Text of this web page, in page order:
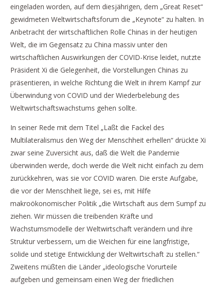
eingeladen worden, auf dem diesjährigen, dem „Great Reset“
gewidmeten Weltwirtschaftsforum die „Keynote“ zu halten. In
Anbetracht der wirtschaftlichen Rolle Chinas in der heutigen
Welt, die im Gegensatz zu China massiv unter den
wirtschaftlichen Auswirkungen der COVID-Krise leidet, nutzte
Präsident Xi die Gelegenheit, die Vorstellungen Chinas zu
präsentieren, in welche Richtung die Welt in ihrem Kampf zur
Überwindung von COVID und der Wiederbelebung des
Weltwirtschaftswachstums gehen sollte.
In seiner Rede mit dem Titel „Laßt die Fackel des
Multilateralismus den Weg der Menschheit erhellen“ drückte Xi
zwar seine Zuversicht aus, daß die Welt die Pandemie
überwinden werde, doch werde die Welt nicht einfach zu dem
zurückkehren, was sie vor COVID waren. Die erste Aufgabe,
die vor der Menschheit liege, sei es, mit Hilfe
makroökonomischer Politik „die Wirtschaft aus dem Sumpf zu
ziehen. Wir müssen die treibenden Kräfte und
Wachstumsmodelle der Weltwirtschaft verändern und ihre
Struktur verbessern, um die Weichen für eine langfristige,
solide und stetige Entwicklung der Weltwirtschaft zu stellen.“
Zweitens müßten die Länder „ideologische Vorurteile
aufgeben und gemeinsam einen Weg der friedlichen